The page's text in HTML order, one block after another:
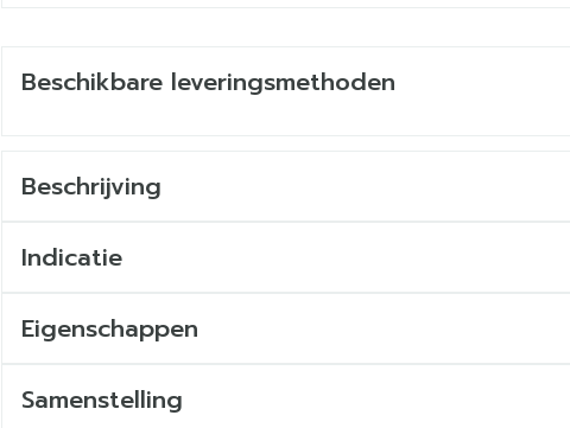
Beschikbare leveringsmethoden
Beschrijving
Indicatie
Eigenschappen
Samenstelling